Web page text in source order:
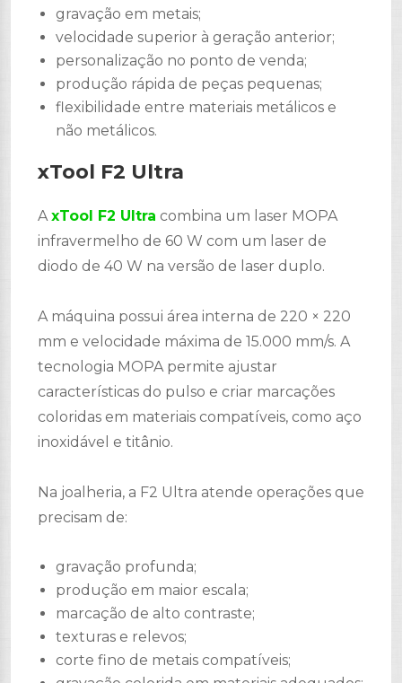
gravação em metais;
velocidade superior à geração anterior;
personalização no ponto de venda;
produção rápida de peças pequenas;
flexibilidade entre materiais metálicos e
não metálicos.
xTool F2 Ultra
AxTool F2 Ultra combina um laser MOPA
infravermelho de 60 W com um laser de
diodo de 40 W na versão de laser duplo.
A máquina possui área interna de 220 × 220
mm e velocidade máxima de 15.000 mm/s. A
tecnologia MOPA permite ajustar
características do pulso e criar marcações
coloridas em materiais compatíveis, como aço
inoxidável e titânio.
Na joalheria, a F2 Ultra atende operações que
precisam de:
gravação profunda;
produção em maior escala;
marcação de alto contraste;
texturas e relevos;
corte fino de metais compatíveis;